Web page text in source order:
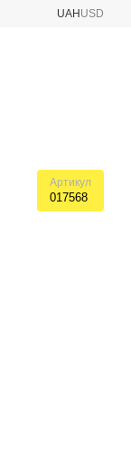
UAH USD
Артикул
017568